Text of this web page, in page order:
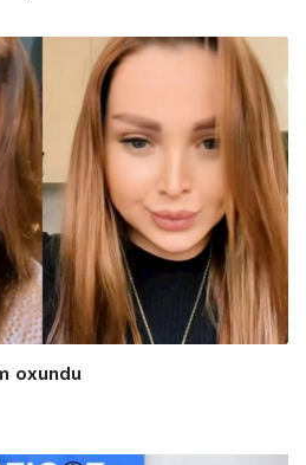
oxundu